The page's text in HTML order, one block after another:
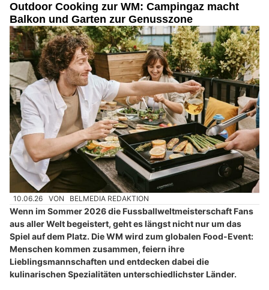
Outdoor Cooking zur WM: Campingaz macht
Balkon und Garten zur Genusszone
10.06.26 VON BELMEDIA REDAKTION
Wenn im Sommer 2026 die Fussballweltmeisterschaft Fans
aus aller Welt begeistert, geht es längst nicht nur um das
Spiel auf dem Platz. Die WM wird zum globalen Food-Event:
Menschen kommen zusammen, feiern ihre
Lieblingsmannschaften und entdecken dabei die
kulinarischen Spezialitäten unterschiedlichster Länder.